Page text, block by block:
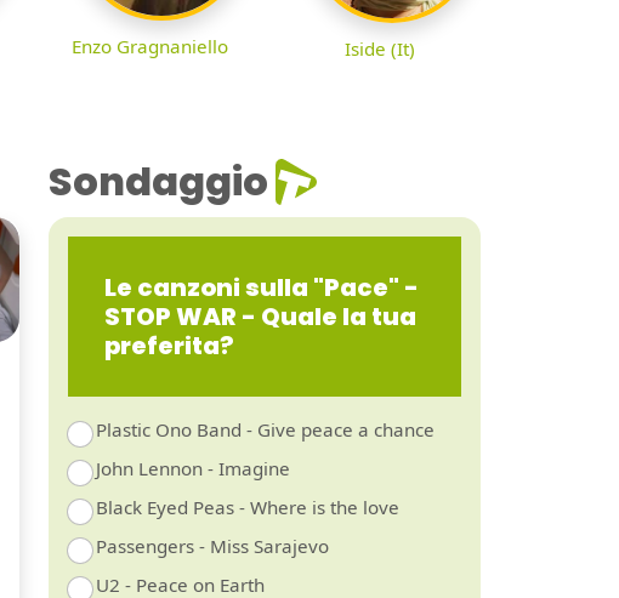
Enzo Gragnaniello Iside (It)
Sondaggio
Le canzoni sulla "Pace" -
STOP WAR - Quale la tua
preferita?
Plastic Ono Band - Give peace a chance
John Lennon - Imagine
Black Eyed Peas - Where is the love
Passengers - Miss Sarajevo
U2 - Peace on Earth